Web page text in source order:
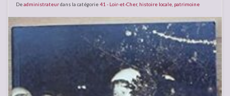
Deadministrateurdans la catégorie41 - Loir-et-Cher, histoire locale patrimoine